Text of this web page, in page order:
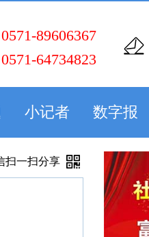
0571-89606367
0571-64734823
小记者 数字报
扫一扫分享